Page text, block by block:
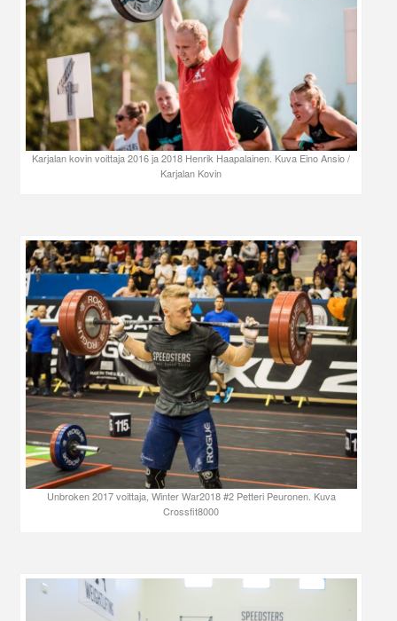
Karjalan kovin voittaja 2016 ja 2018 Henrik Haapalainen. Kuva Eino Ansio /
Karjalan Kovin
Unbroken 2017 voittaja, Winter War2018 #2 Petteri Peuronen. Kuva
Crossfit8000